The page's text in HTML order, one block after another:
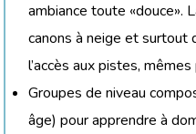
ambiance toute «douce».
canons à neige et
l’accès aux pistes,
Groupes de niveau
âge) pour apprendre à